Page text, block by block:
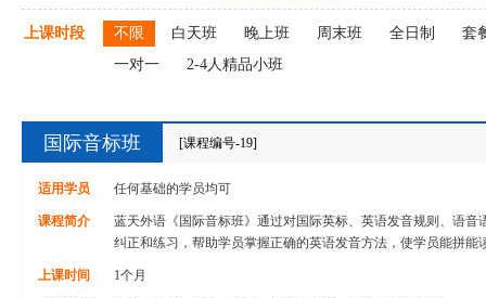
上课时段 不限 白天班 晚上班 周末班 全日制
套
一对一
2-4人精品小班
国际音标班 [课程编号-19]
适用学员 任何基础的学员均可
课程简介
蓝天外语《国际音标班》通过对国际英标、英语发音规则、语音
纠正和练习，帮助学员掌握正确的英语发音方法，使学员能拼能
上课时间 1个月